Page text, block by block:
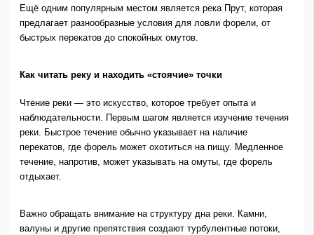
Ещё одним популярным местом является река Прут, которая
предлагает разнообразные условия для ловли форели, от
быстрых перекатов до спокойных омутов.
Как читать реку и находить «стоячие» точки
Чтение реки — это искусство, которое требует опыта и
наблюдательности. Первым шагом является изучение течения
реки. Быстрое течение обычно указывает на наличие
перекатов, где форель может охотиться на пищу. Медленное
течение, напротив, может указывать на омуты, где форель
отдыхает.
Важно обращать внимание на структуру дна реки. Камни,
валуны и другие препятствия создают турбулентные потоки,